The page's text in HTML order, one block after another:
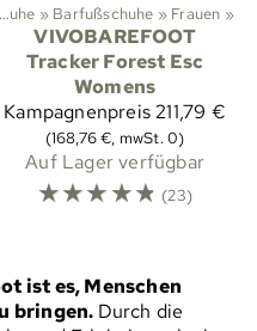
Schuhe ‪» Barfußschuhe ‪» Frauen ‪»
VIVOBAREFOOT
Tracker Forest Esc
Womens
Kampagnenpreis211,79 €
(168,76 €, mwSt. 0)
Auf Lager verfügbar
☆☆☆☆☆ (23)
ist es, Menschen
bringen. Durch die